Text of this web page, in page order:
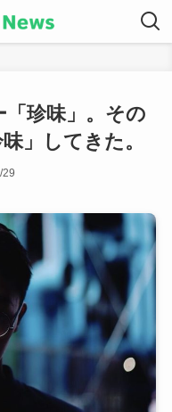
珍味」。その
」してきた。
29